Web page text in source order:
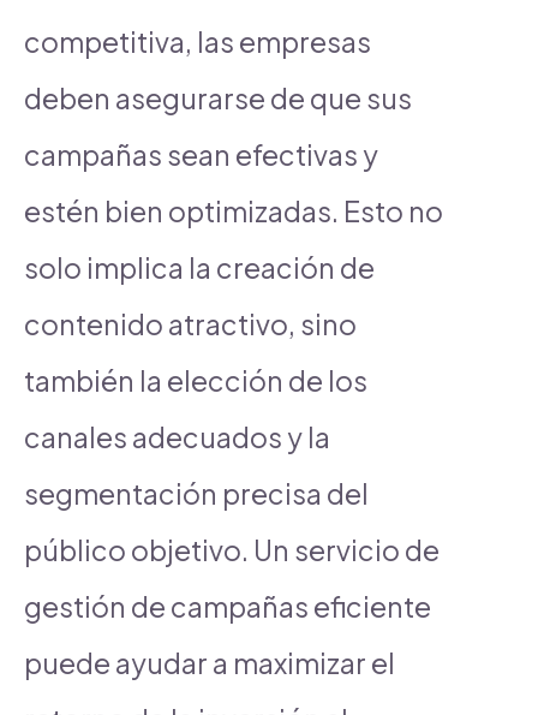
competitiva, las empresas
deben asegurarse de que sus
campañas sean efectivas y
estén bien optimizadas. Esto no
solo implica la creación de
contenido atractivo, sino
también la elección de los
canales adecuados y la
segmentación precisa del
público objetivo. Un servicio de
gestión de campañas eficiente
puede ayudar a maximizar el